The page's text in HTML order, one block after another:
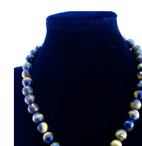
ESOTERISMO FÓSILES
MINERALES